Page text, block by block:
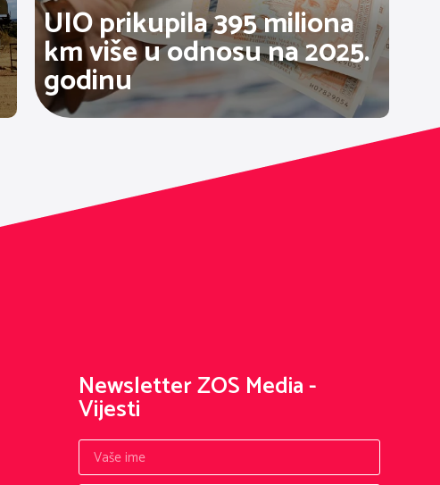
UIO prikupila 395 miliona
km više u odnosu na 2025.
godinu
Newsletter ZOS Media -
Vijesti